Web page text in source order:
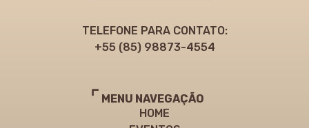
TELEFONE PARA CONTATO:
+55 (85) 98873-4554
MENU NAVEGAÇÃO
HOME